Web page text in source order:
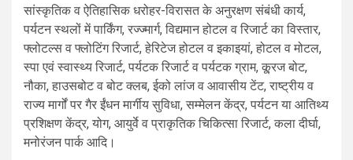
सांस्कृतिक व ऐतिहासिक धरोहर-विरासत के अनुरक्षण संबंधी कार्य,
पर्यटन स्थलों में पार्किंग, रज्ज्मार्ग, विद्यमान होटल व रिजार्ट का विस्तार,
फ्लोटल्स व फ्लोटिंग रिजार्ट, हेरिटेज होटल व इकाइयां, होटल व मोटल,
स्पा एवं स्वास्थ्य रिजार्ट, पर्यटक रिजार्ट व पर्यटक ग्राम, कू्रज बोट,
नौका, हाउसबोट व बोट क्लब, ईको लांज व आवासीय टेंट, राष्ट्रीय व
राज्य मार्गों पर गैर ईंधन मार्गीय सुविधा, सम्मेलन केंद्र, पर्यटन या आतिथ्य
प्रशिक्षण केंद्र, योग, आयुर्वे व प्राकृतिक चिकित्सा रिजार्ट, कला दीर्घा,
मनोरंजन पार्क आदि।